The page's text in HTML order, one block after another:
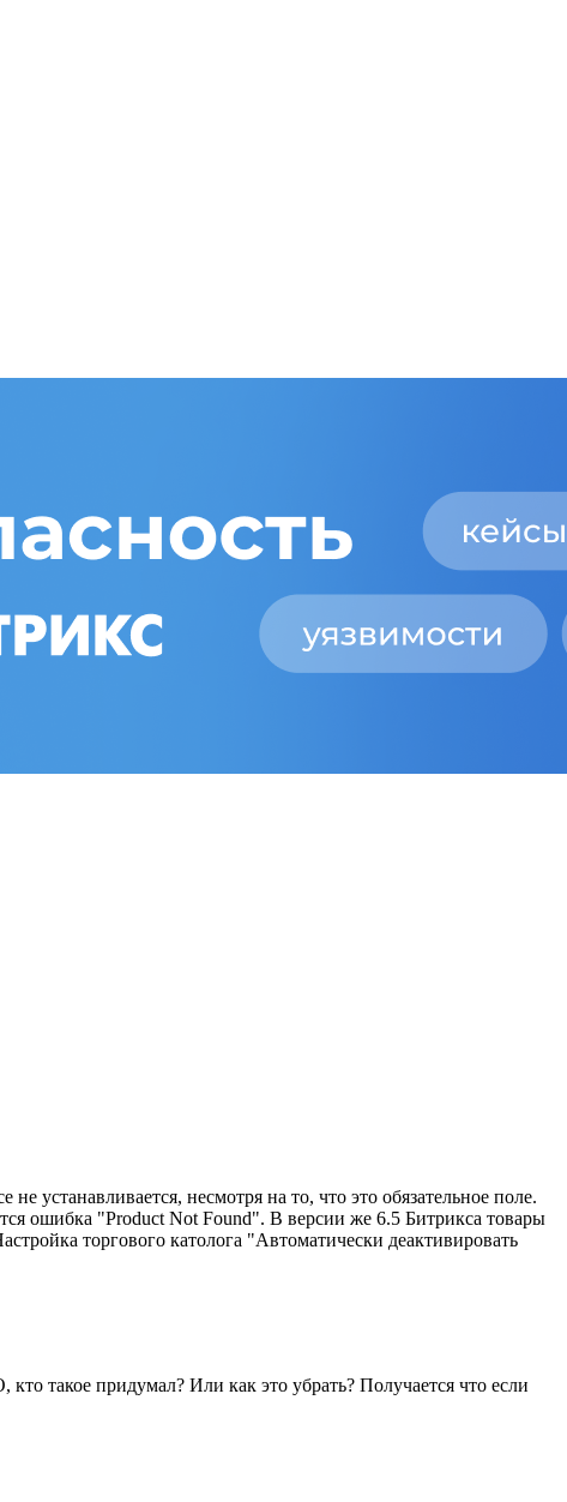
несмотря на то, что это обязательное поле.
ошибка "Product Not Found". В версии же 6.5 Битрикса товары
торгового католога "Автоматически деактивировать
такое придумал? Или как это убрать? Получается что если